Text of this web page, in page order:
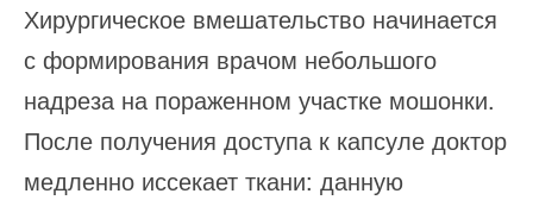
Хирургическое вмешательство начинается
с формирования врачом небольшого
надреза на пораженном участке мошонки.
После получения доступа к капсуле доктор
медленно иссекает ткани: данную